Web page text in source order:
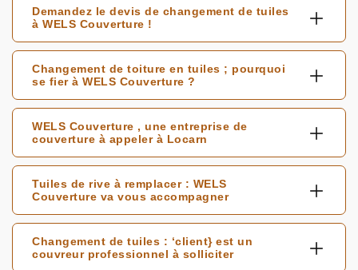
Demandez le devis de changement de tuiles
à WELS Couverture !
Changement de toiture en tuiles ; pourquoi
se fier à WELS Couverture ?
WELS Couverture , une entreprise de
couverture à appeler à Locarn
Tuiles de rive à remplacer : WELS
Couverture va vous accompagner
Changement de tuiles : ‘client} est un
couvreur professionnel à solliciter